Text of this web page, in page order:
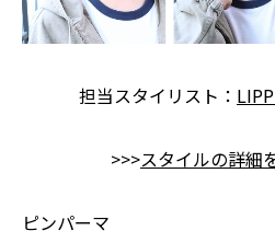
担当スタイリスト：
>>>スタイルの詳細
ピンパーマ